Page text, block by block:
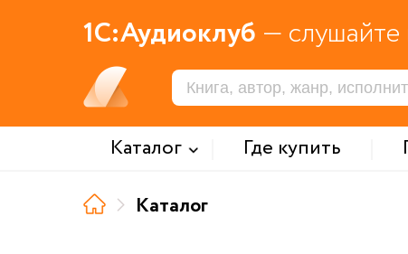
1С:Аудиоклуб — слушайте
Каталог Где купить
Каталог